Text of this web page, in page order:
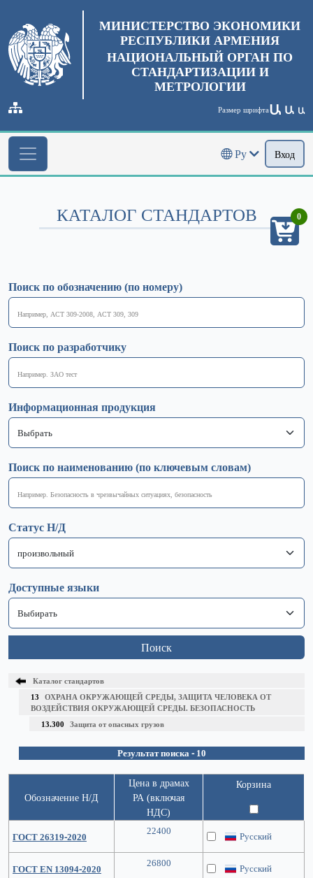
МИНИСТЕРСТВО ЭКОНОМИКИ
РЕСПУБЛИКИ АРМЕНИЯ
НАЦИОНАЛЬНЫЙ ОРГАН ПО
СТАНДАРТИЗАЦИИ И
МЕТРОЛОГИИ
Размер шрифтаԱ Ա Ա
Ру Вход
КАТАЛОГ СТАНДАРТОВ
Поиск по обозначению (по номеру)
Поиск по разработчику
Информационная продукция
Поиск по наименованию (по ключевым словам)
Статус Н/Д
Доступные языки
Поиск
Каталог стандартов
13 ОХРАНА ОКРУЖАЮЩЕЙ СРЕДЫ, ЗАЩИТА ЧЕЛОВЕКА ОТ
ВОЗДЕЙСТВИЯ ОКРУЖАЮЩЕЙ СРЕДЫ. БЕЗОПАСНОСТЬ
13.300 Защита от опасных грузов
Результат поиска - 10
Обозначение Н/Д
Цена в драмах
РА (включая
НДС)
Корзина
ГОСТ 26319-2020 22400 Русский
ГОСТ EN 13094-2020 26800 Русский
0